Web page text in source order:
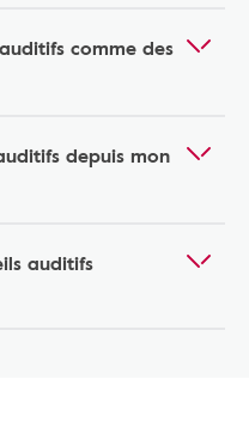
comme des
depuis mon
auditifs